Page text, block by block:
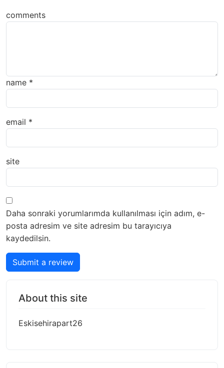
comments
name *
email *
site
Daha sonraki yorumlarımda kullanılması için adım, e-
posta adresim ve site adresim bu tarayıcıya
kaydedilsin.
Submit a review
About this site
Eskisehirapart26